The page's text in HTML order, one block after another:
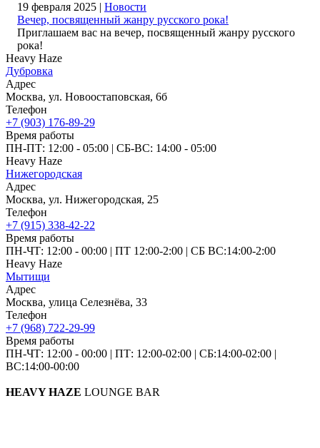
19 февраля 2025 | Новости
Вечер, посвященный жанру русского рока!
Приглашаем вас на вечер, посвященный жанру русского
рока!
Heavy Haze
Дубровка
Адрес
Москва, ул. Новоостаповская, 6б
Телефон
+7 (903) 176-89-29
Время работы
ПН-ПТ: 12:00 - 05:00 | СБ‑ВС: 14:00 - 05:00
Heavy Haze
Нижегородская
Адрес
Москва, ул. Нижегородская, 25
Телефон
+7 (915) 338-42-22
Время работы
ПН-ЧТ: 12:00 - 00:00 | ПТ 12:00-2:00 | СБ ВС:14:00-2:00
Heavy Haze
Мытищи
Адрес
Москва, улица Селезнёва, 33
Телефон
+7 (968) 722-29-99
Время работы
ПН-ЧТ: 12:00 - 00:00 | ПТ: 12:00-02:00 | СБ:14:00-02:00 |
ВС:14:00-00:00
HEAVY HAZE LOUNGE BAR